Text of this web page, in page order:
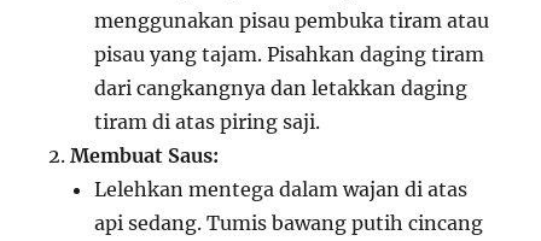
menggunakan pisau pembuka tiram atau
pisau yang tajam. Pisahkan daging tiram
dari cangkangnya dan letakkan daging
tiram di atas piring saji.
Membuat Saus:
Lelehkan mentega dalam wajan di atas
api sedang. Tumis bawang putih cincang